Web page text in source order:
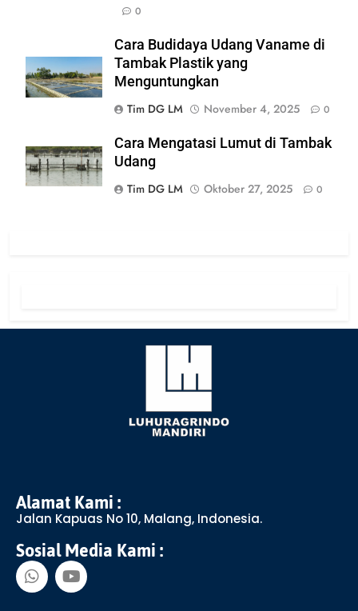
0
Cara Budidaya Udang Vaname di
Tambak Plastik yang
Menguntungkan
Tim DG LM
November 4, 2025 0
Cara Mengatasi Lumut di Tambak
Udang
Tim DG LM
Oktober 27, 2025 0
Alamat Kami :
Jalan Kapuas No 10, Malang, Indonesia.
Sosial Media Kami :